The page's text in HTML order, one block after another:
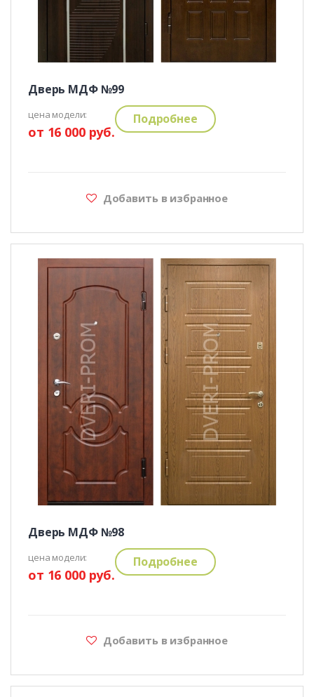
Дверь МДФ №99
цена модели:
от 16 000 руб.
Подробнее
Добавить в избранное
Дверь МДФ №98
цена модели:
от 16 000 руб.
Подробнее
Добавить в избранное